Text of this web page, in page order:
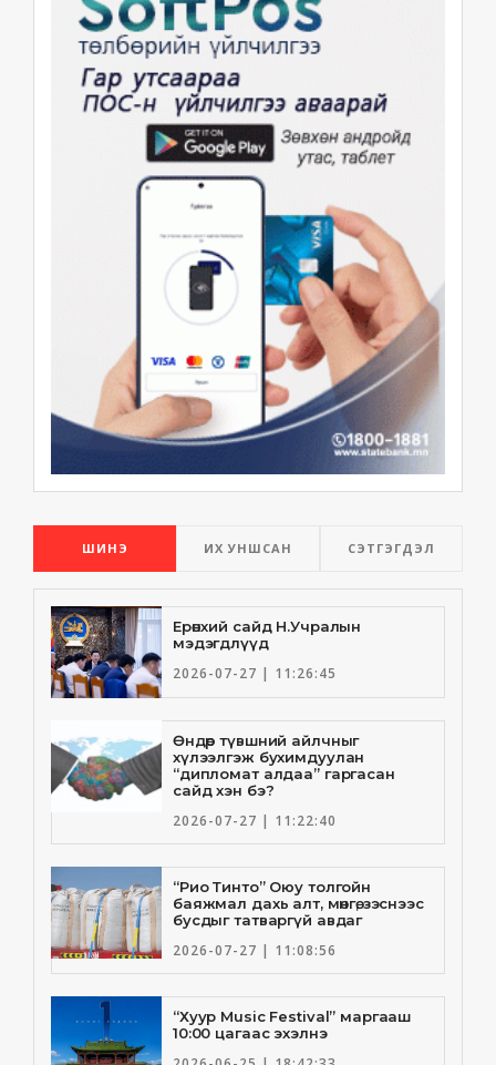
ШИНЭ ИХ УНШСАН СЭТГЭГДЭЛ
Ерөнхий сайд Н.Учралын
мэдэгдлүүд
2026-07-27 | 11:26:45
Өндөр түвшний айлчныг
хүлээлгэж бухимдуулан
“дипломат алдаа” гаргасан
сайд хэн бэ?
2026-07-27 | 11:22:40
“Рио Тинто” Оюу толгойн
баяжмал дахь алт, мөнгө, зэснээс
бусдыг татваргүй авдаг
2026-07-27 | 11:08:56
“Хуур Music Festival” маргааш
10:00 цагаас эхэлнэ